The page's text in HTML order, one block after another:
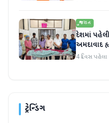
ગુજરાત
દેશમાં
અમદાવાદ
4 દિવસ પહેલા
ટ્રેન્ડિંગ